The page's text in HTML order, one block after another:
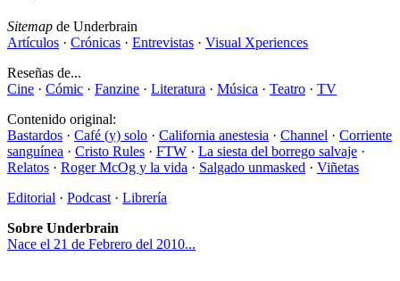
Sitemap de Underbrain
Artículos · Crónicas · Entrevistas · Visual Xperiences
Reseñas de...
Cine · Cómic · Fanzine · Literatura · Música · Teatro · TV
Contenido original:
Bastardos · Café (y) solo · California anestesia · Channel · Corriente
sanguínea · Cristo Rules · FTW · La siesta del borrego salvaje ·
Relatos · Roger McOg y la vida · Salgado unmasked · Viñetas
Editorial · Podcast · Librería
Sobre Underbrain
Nace el 21 de Febrero del 2010...